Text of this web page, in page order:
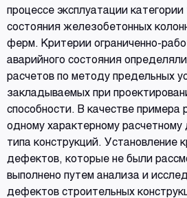
процессе эксплуатации категории
состояния железобетонных
ферм. Критерии ограниченно-
аварийного состояния
расчетов по методу предельных
закладываемых при
способности. В качестве примера
одному характерному
типа конструкций. Установление
дефектов, которые не были
выполнено путем анализа и
дефектов строительных